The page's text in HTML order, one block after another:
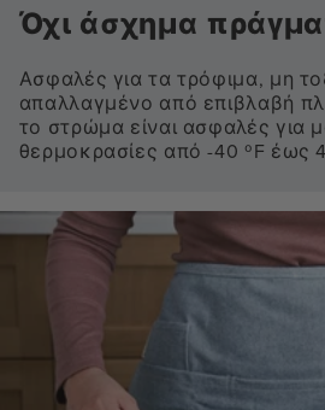
Όχι άσχημα
Ασφαλές για τα τρόφιμα, μη
απαλλαγμένο από επιβλαβή
το στρώμα είναι ασφαλές για
θερμοκρασίες από -40 ºF έως